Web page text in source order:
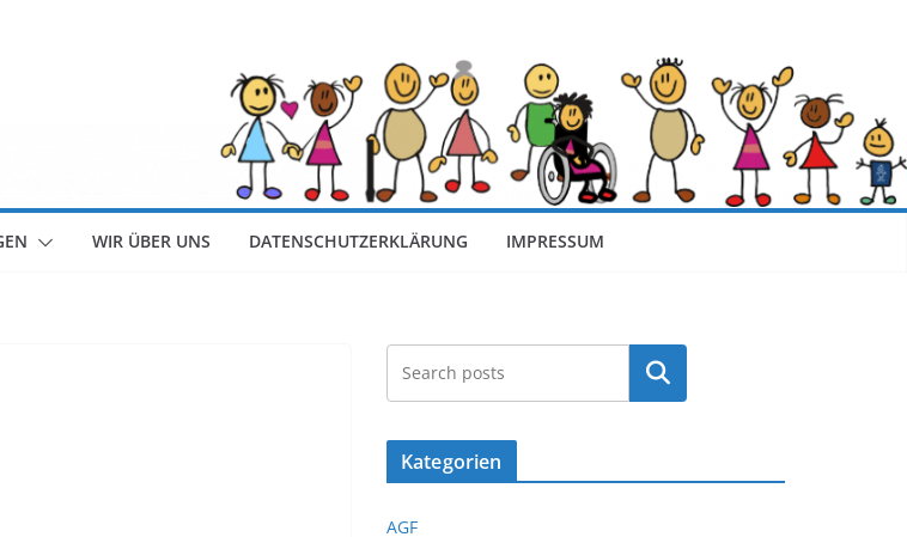
WIR ÜBER UNS DATENSCHUTZERKLÄRUNG IMPRESSUM
Suchen
Kategorien
AGF